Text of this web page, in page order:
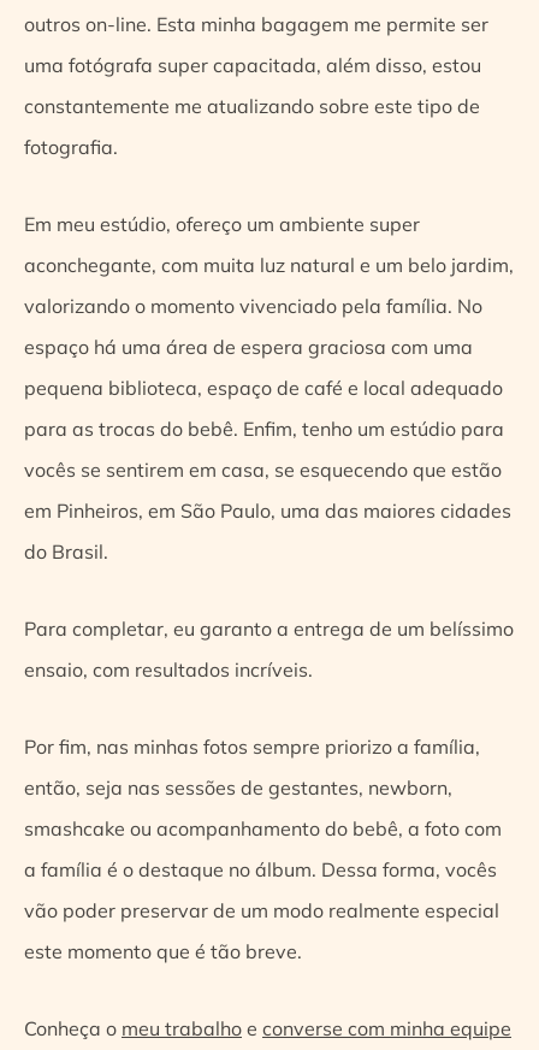
outros on-line. Esta minha bagagem me permite ser
uma fotógrafa super capacitada, além disso, estou
constantemente me atualizando sobre este tipo de
fotografia.
Em meu estúdio, ofereço um ambiente super
aconchegante, com muita luz natural e um belo jardim,
valorizando o momento vivenciado pela família. No
espaço há uma área de espera graciosa com uma
pequena biblioteca, espaço de café e local adequado
para as trocas do bebê. Enfim, tenho um estúdio para
vocês se sentirem em casa, se esquecendo que estão
em Pinheiros, em São Paulo, uma das maiores cidades
do Brasil.
Para completar, eu garanto a entrega de um belíssimo
ensaio, com resultados incríveis.
Por fim, nas minhas fotos sempre priorizo a família,
então, seja nas sessões de gestantes, newborn,
smashcake ou acompanhamento do bebê, a foto com
a família é o destaque no álbum. Dessa forma, vocês
vão poder preservar de um modo realmente especial
este momento que é tão breve.
Conheça o meu trabalho e converse com minha equipe